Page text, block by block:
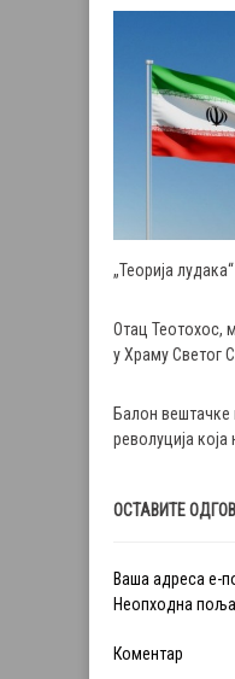
„Теорија
Отац Теотохос,
у Храму Светог
Балон вештачке
револуција
ОСТАВИТЕ
Ваша адреса е-
Неопходна
Коментар